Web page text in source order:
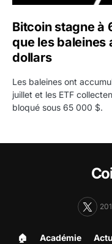
Bitcoin stagne à
que les baleines
dollars
Les baleines ont
juillet et les ETF
bloqué sous 65 000 $.
🏠︎ Académie